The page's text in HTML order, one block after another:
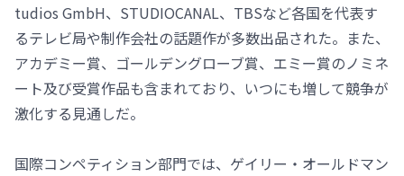
tudios GmbH、STUDIOCANAL、TBSなど各国を代表す
るテレビ局や制作会社の話題作が多数出品された。また、
アカデミー賞、ゴールデングローブ賞、エミー賞のノミネ
ート及び受賞作品も含まれており、いつにも増して競争が
激化する見通しだ。
国際コンペティション部門では、ゲイリー・オールドマン